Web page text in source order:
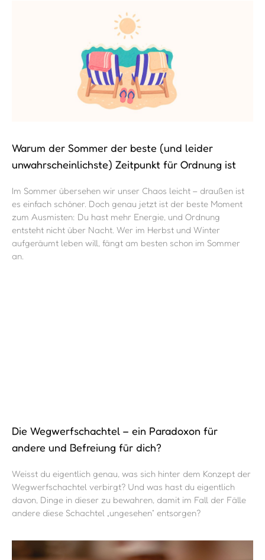
Warum der Sommer der beste (und leider
unwahrscheinlichste) Zeitpunkt für Ordnung ist
Im Sommer übersehen wir unser Chaos leicht – draußen ist
es einfach schöner. Doch genau jetzt ist der beste Moment
zum Ausmisten: Du hast mehr Energie, und Ordnung
entsteht nicht über Nacht. Wer im Herbst und Winter
aufgeräumt leben will, fängt am besten schon im Sommer
an.
Die Wegwerfschachtel – ein Paradoxon für
andere und Befreiung für dich?
Weisst du eigentlich genau, was sich hinter dem Konzept der
Wegwerfschachtel verbirgt? Und was hast du eigentlich
davon, Dinge in dieser zu bewahren, damit im Fall der Fälle
andere diese Schachtel „ungesehen“ entsorgen?